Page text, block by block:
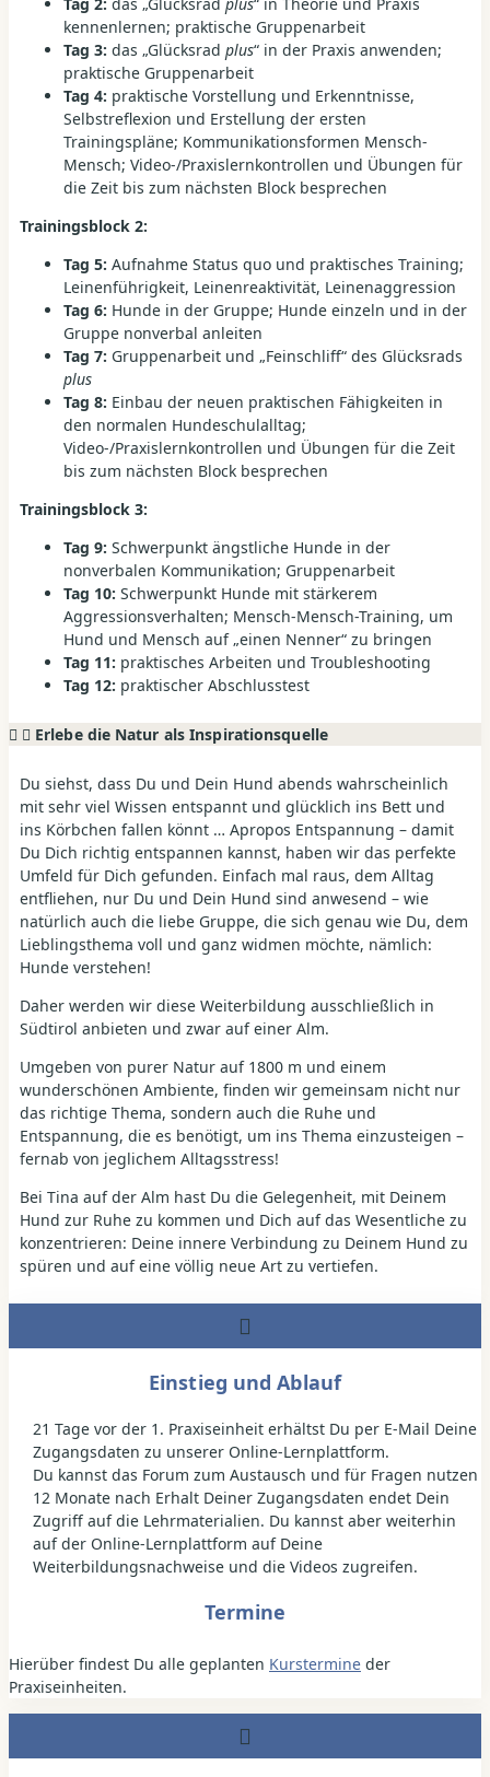
kennenlernen; praktische Gruppenarbeit
Tag 3: das „Glücksrad plus“ in der Praxis anwenden;
praktische Gruppenarbeit
Tag 4: praktische Vorstellung und Erkenntnisse,
Selbstreflexion und Erstellung der ersten
Trainingspläne; Kommunikationsformen Mensch-
Mensch; Video-/Praxislernkontrollen und Übungen für
die Zeit bis zum nächsten Block besprechen
Trainingsblock 2:
Tag 5: Aufnahme Status quo und praktisches Training;
Leinenführigkeit, Leinenreaktivität, Leinenaggression
Tag 6: Hunde in der Gruppe; Hunde einzeln und in der
Gruppe nonverbal anleiten
Tag 7: Gruppenarbeit und „Feinschliff“ des Glücksrads
plus
Tag 8: Einbau der neuen praktischen Fähigkeiten in
den normalen Hundeschulalltag;
Video-/Praxislernkontrollen und Übungen für die Zeit
bis zum nächsten Block besprechen
Trainingsblock 3:
Tag 9: Schwerpunkt ängstliche Hunde in der
nonverbalen Kommunikation; Gruppenarbeit
Tag 10: Schwerpunkt Hunde mit stärkerem
Aggressionsverhalten; Mensch-Mensch-Training, um
Hund und Mensch auf „einen Nenner“ zu bringen
Tag 11: praktisches Arbeiten und Troubleshooting
Tag 12: praktischer Abschlusstest
Erlebe die Natur als Inspirationsquelle
Du siehst, dass Du und Dein Hund abends wahrscheinlich
mit sehr viel Wissen entspannt und glücklich ins Bett und
ins Körbchen fallen könnt … Apropos Entspannung – damit
Du Dich richtig entspannen kannst, haben wir das perfekte
Umfeld für Dich gefunden. Einfach mal raus, dem Alltag
entfliehen, nur Du und Dein Hund sind anwesend – wie
natürlich auch die liebe Gruppe, die sich genau wie Du, dem
Lieblingsthema voll und ganz widmen möchte, nämlich:
Hunde verstehen!
Daher werden wir diese Weiterbildung ausschließlich in
Südtirol anbieten und zwar auf einer Alm.
Umgeben von purer Natur auf 1800 m und einem
wunderschönen Ambiente, finden wir gemeinsam nicht nur
das richtige Thema, sondern auch die Ruhe und
Entspannung, die es benötigt, um ins Thema einzusteigen –
fernab von jeglichem Alltagsstress!
Bei Tina auf der Alm hast Du die Gelegenheit, mit Deinem
Hund zur Ruhe zu kommen und Dich auf das Wesentliche zu
konzentrieren: Deine innere Verbindung zu Deinem Hund zu
spüren und auf eine völlig neue Art zu vertiefen.
Einstieg und Ablauf
21 Tage vor der 1. Praxiseinheit erhältst Du per E-Mail Deine
Zugangsdaten zu unserer Online-Lernplattform.
Du kannst das Forum zum Austausch und für Fragen nutzen
12 Monate nach Erhalt Deiner Zugangsdaten endet Dein
Zugriff auf die Lehrmaterialien. Du kannst aber weiterhin
auf der Online-Lernplattform auf Deine
Weiterbildungsnachweise und die Videos zugreifen.
Termine
Hierüber findest Du alle geplanten Kurstermine der
Praxiseinheiten.